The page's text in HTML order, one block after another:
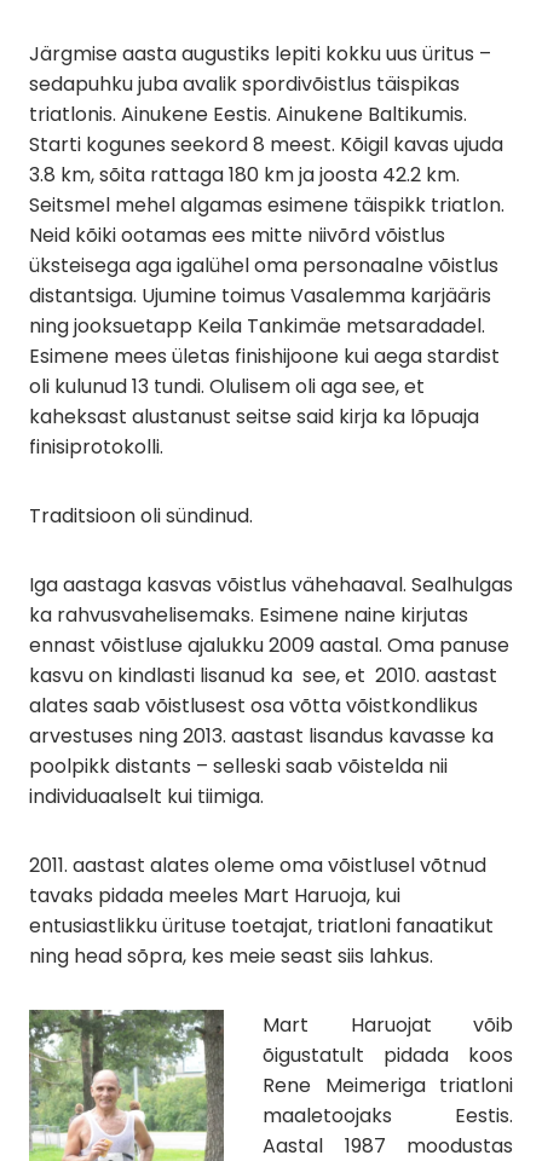
Järgmise aasta augustiks lepiti kokku uus üritus –
sedapuhku juba avalik spordivõistlus täispikas
triatlonis. Ainukene Eestis. Ainukene Baltikumis.
Starti kogunes seekord 8 meest. Kõigil kavas ujuda
3.8 km, sõita rattaga 180 km ja joosta 42.2 km.
Seitsmel mehel algamas esimene täispikk triatlon.
Neid kõiki ootamas ees mitte niivõrd võistlus
üksteisega aga igalühel oma personaalne võistlus
distantsiga. Ujumine toimus Vasalemma karjääris
ning jooksuetapp Keila Tankimäe metsaradadel.
Esimene mees ületas finishijoone kui aega stardist
oli kulunud 13 tundi. Olulisem oli aga see, et
kaheksast alustanust seitse said kirja ka lõpuaja
finisiprotokolli.
Traditsioon oli sündinud.
Iga aastaga kasvas võistlus vähehaaval. Sealhulgas
ka rahvusvahelisemaks. Esimene naine kirjutas
ennast võistluse ajalukku 2009 aastal. Oma panuse
kasvu on kindlasti lisanud ka see, et 2010. aastast
alates saab võistlusest osa võtta võistkondlikus
arvestuses ning 2013. aastast lisandus kavasse ka
poolpikk distants – selleski saab võistelda nii
individuaalselt kui tiimiga.
2011. aastast alates oleme oma võistlusel võtnud
tavaks pidada meeles Mart Haruoja, kui
entusiastlikku ürituse toetajat, triatloni fanaatikut
ning head sõpra, kes meie seast siis lahkus.
Mart Haruojat võib
õigustatult pidada koos
Rene Meimeriga triatloni
maaletoojaks Eestis.
Aastal 1987 moodustas